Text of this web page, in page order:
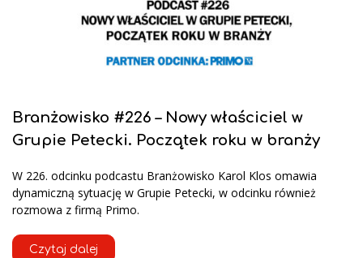
Branżowisko #226 – Nowy właściciel w
Grupie Petecki. Początek roku w branży
W 226. odcinku podcastu Branżowisko Karol Klos omawia
dynamiczną sytuację w Grupie Petecki, w odcinku również
rozmowa z firmą Primo.
Czytaj dalej